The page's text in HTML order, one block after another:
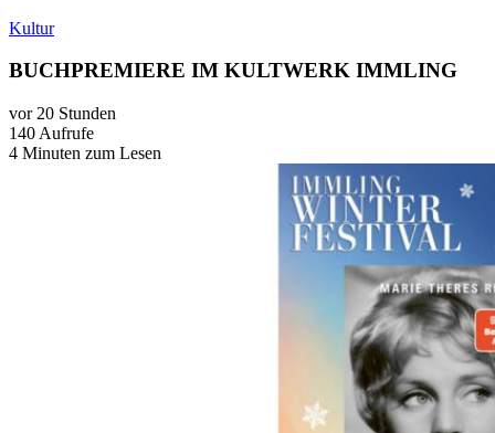
Kultur
BUCHPREMIERE IM KULTWERK IMMLING
vor 20 Stunden
140 Aufrufe
4 Minuten zum Lesen